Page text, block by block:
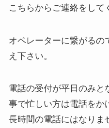
こちらからご連絡をして
オペレーターに繋がるの
え下さい。
電話の受付が平日のみと
事で忙しい方は電話をか
長時間の電話にはなりま